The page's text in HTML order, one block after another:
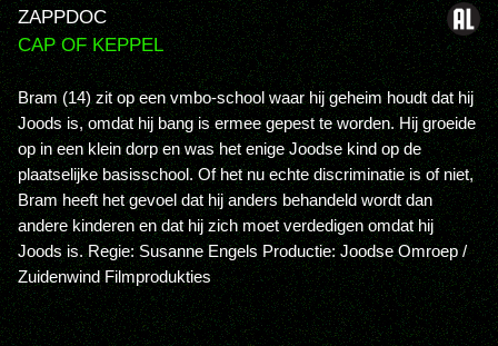
ZAPPDOC
CAP OF KEPPEL
Bram (14) zit op een vmbo-school waar hij geheim houdt dat hij
Joods is, omdat hij bang is ermee gepest te worden. Hij groeide
op in een klein dorp en was het enige Joodse kind op de
plaatselijke basisschool. Of het nu echte discriminatie is of niet,
Bram heeft het gevoel dat hij anders behandeld wordt dan
andere kinderen en dat hij zich moet verdedigen omdat hij
Joods is. Regie: Susanne Engels Productie: Joodse Omroep /
Zuidenwind Filmprodukties